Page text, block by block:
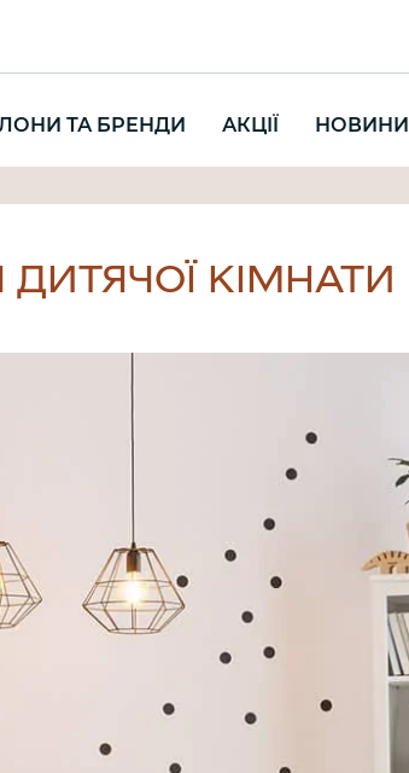
ТА БРЕНДИ АКЦІЇ НОВИНИ
КІМНАТИ